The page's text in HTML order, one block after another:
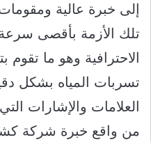
إلى خبرة عالية
تلك الأزمة بأقصى
الاحترافية وهو ما
تسربات المياه بشكل
العلامات والإشارات
من واقع خبرة شركة